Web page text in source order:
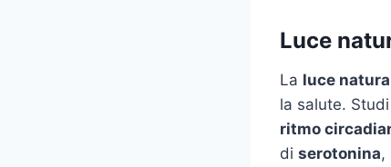
Luce
La luce
la salute.
ritmo
di serotonina,